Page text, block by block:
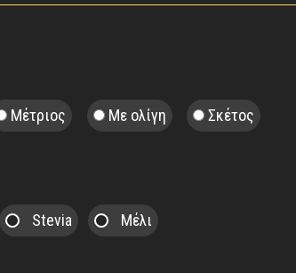
Μέτριος Με ολίγη Σκέτος
Stevia Μέλι